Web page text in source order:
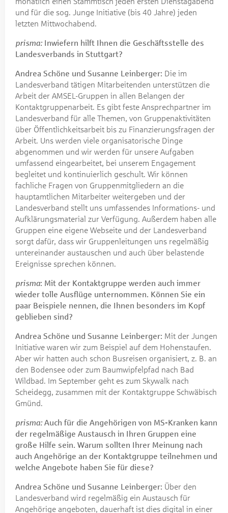
und für die sog. Junge Initiative (bis 40 Jahre) jeden
letzten Mittwochabend.
prisma: Inwiefern hilft Ihnen die Geschäftsstelle des
Landesverbands in Stuttgart?
Andrea Schöne und Susanne Leinberger: Die im
Landesverband tätigen Mitarbeitenden unterstützen die
Arbeit der AMSEL-Gruppen in allen Belangen der
Kontaktgruppenarbeit. Es gibt feste Ansprechpartner im
Landesverband für alle Themen, von Gruppenaktivitäten
über Öffentlichkeitsarbeit bis zu Finanzierungsfragen der
Arbeit. Uns werden viele organisatorische Dinge
abgenommen und wir werden für unsere Aufgaben
umfassend eingearbeitet, bei unserem Engagement
begleitet und kontinuierlich geschult. Wir können
fachliche Fragen von Gruppenmitgliedern an die
hauptamtlichen Mitarbeiter weitergeben und der
Landesverband stellt uns umfassendes Informations- und
Aufklärungsmaterial zur Verfügung. Außerdem haben alle
Gruppen eine eigene Webseite und der Landesverband
sorgt dafür, dass wir Gruppenleitungen uns regelmäßig
untereinander austauschen und auch über belastende
Ereignisse sprechen können.
prisma: Mit der Kontaktgruppe werden auch immer
wieder tolle Ausflüge unternommen. Können Sie ein
paar Beispiele nennen, die Ihnen besonders im Kopf
geblieben sind?
Andrea Schöne und Susanne Leinberger: Mit der Jungen
Initiative waren wir zum Beispiel auf dem Hohenstaufen.
Aber wir hatten auch schon Busreisen organisiert, z. B. an
den Bodensee oder zum Baumwipfelpfad nach Bad
Wildbad. Im September geht es zum Skywalk nach
Scheidegg, zusammen mit der Kontaktgruppe Schwäbisch
Gmünd.
prisma: Auch für die Angehörigen von MS-Kranken kann
der regelmäßige Austausch in Ihren Gruppen eine
große Hilfe sein. Warum sollten Ihrer Meinung nach
auch Angehörige an der Kontaktgruppe teilnehmen und
welche Angebote haben Sie für diese?
Andrea Schöne und Susanne Leinberger: Über den
Landesverband wird regelmäßig ein Austausch für
Angehörige angeboten, dauerhaft ist dies digital in einer